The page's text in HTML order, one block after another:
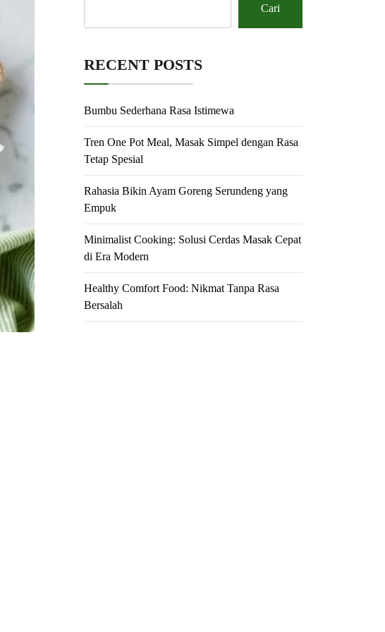
Cari
RECENT POSTS
Bumbu Sederhana Rasa Istimewa
Tren One Pot Meal, Masak Simpel dengan Rasa
Tetap Spesial
Rahasia Bikin Ayam Goreng Serundeng yang
Empuk
Minimalist Cooking: Solusi Cerdas Masak Cepat
di Era Modern
Healthy Comfort Food: Nikmat Tanpa Rasa
Bersalah